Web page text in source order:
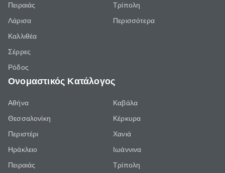
Πειραιάς
Λάρισα
Καλλιθέα
Σέρρες
Ρόδος
Τρίπολη
Περισσότερα
Ονομαστικός Κατάλογος
Αθήνα
Θεσσαλονίκη
Περιστέρι
Ηράκλειο
Πειραιάς
Καβάλα
Κέρκυρα
Χανιά
Ιωάννινα
Τρίπολη